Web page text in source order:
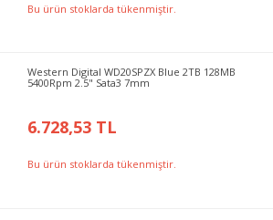
Bu ürün stoklarda tükenmiştir.
Western Digital WD20SPZX Blue 2TB 128MB
5400Rpm 2.5" Sata3 7mm
6.728,53 TL
Bu ürün stoklarda tükenmiştir.